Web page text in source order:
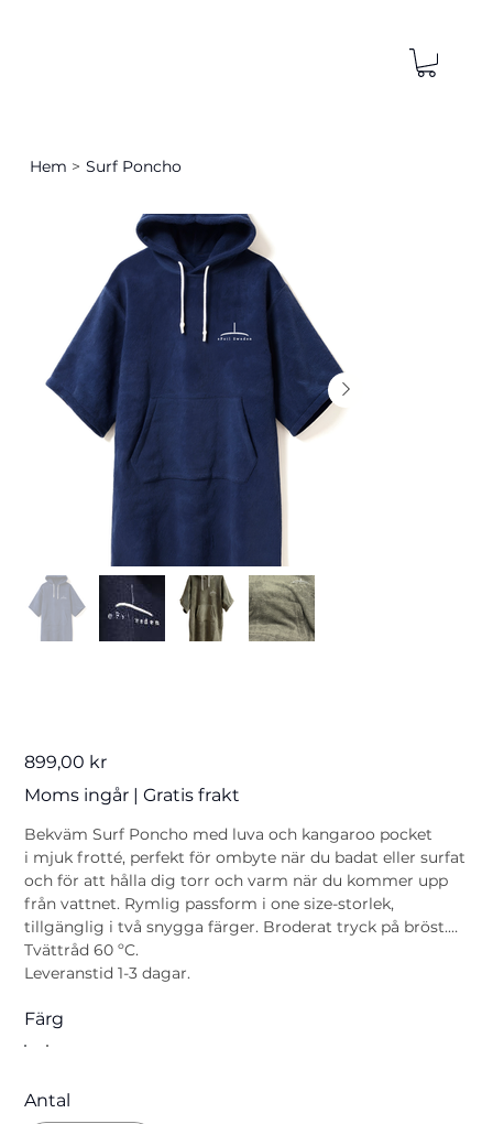
Hem > Surf Poncho
Pris
899,00 kr
Moms ingår | Gratis frakt
Bekväm Surf Poncho med luva och kangaroo pocket
i mjuk frotté, perfekt för ombyte när du badat eller surfat
och för att hålla dig torr och varm när du kommer upp
från vattnet. Rymlig passform i one size-storlek,
tillgänglig i två snygga färger. Broderat tryck på bröst.
Tvättråd 60 ºC.
Leveranstid 1-3 dagar.
Färg
Antal